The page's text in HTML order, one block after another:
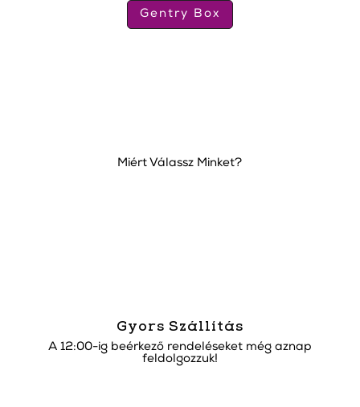
Gentry Box
Miért Válassz Minket?
Gyors Szállítás
A 12:00-ig beérkező rendeléseket még aznap
feldolgozzuk!